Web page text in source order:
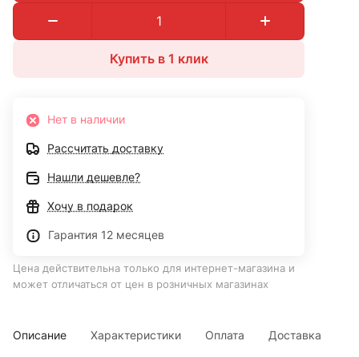
Купить в 1 клик
Нет в наличии
Рассчитать доставку
Нашли дешевле?
Хочу в подарок
Гарантия 12 месяцев
Цена действительна только для интернет-магазина и
может отличаться от цен в розничных магазинах
Описание Характеристики Оплата Доставка